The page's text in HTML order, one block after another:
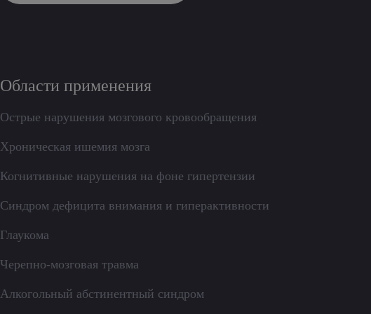
Области применения
Острые нарушения мозгового кровообращения
Хроническая ишемия мозга
Когнитивные нарушения на фоне гипертензии
Синдром дефицита внимания и гиперактивности
Глаукома
Черепно-мозговая травма
Алкогольный абстинентный синдром